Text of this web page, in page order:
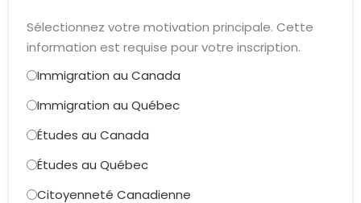
Sélectionnez votre motivation principale. Cette
information est requise pour votre inscription.
Immigration au Canada
Immigration au Québec
Études au Canada
Études au Québec
Citoyenneté Canadienne